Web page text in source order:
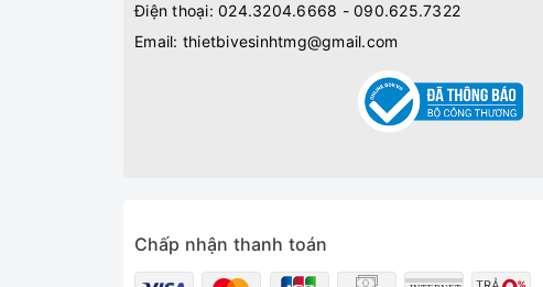
Điện thoại: 024.3204.6668 - 090.625.7322
Email: thietbivesinhtmg@gmail.com
Chấp nhận thanh toán